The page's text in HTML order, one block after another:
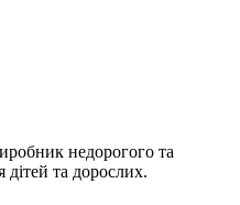
недорогого та
дітей та дорослих.